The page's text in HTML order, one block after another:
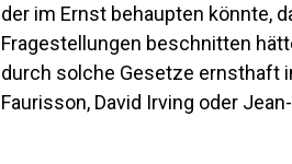
der im Ernst behaupten könnte,
Fragestellungen beschnitten
durch solche Gesetze ernsthaft
Faurisson, David Irving oder